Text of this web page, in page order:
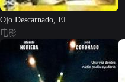
Ojo Descarnado, El
电影